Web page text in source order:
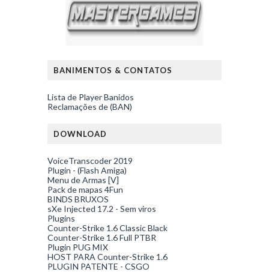
BANIMENTOS & CONTATOS
Lista de Player Banidos
Reclamações de (BAN)
DOWNLOAD
VoiceTranscoder 2019
Plugin - (Flash Amiga)
Menu de Armas [V]
Pack de mapas 4Fun
BINDS BRUXOS
sXe Injected 17.2 - Sem viros
Plugins
Counter-Strike 1.6 Classic Black
Counter-Strike 1.6 Full PTBR
Plugin PUG MIX
HOST PARA Counter-Strike 1.6
PLUGIN PATENTE - CSGO